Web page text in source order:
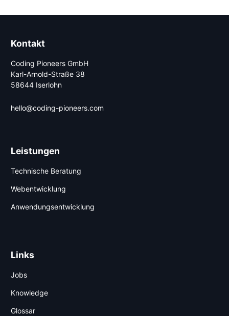
Kontakt
Coding Pioneers GmbH
Karl-Arnold-Straße 38
58644 Iserlohn
hello@coding-pioneers.com
Leistungen
Technische Beratung
Webentwicklung
Anwendungsentwicklung
Links
Jobs
Knowledge
Glossar